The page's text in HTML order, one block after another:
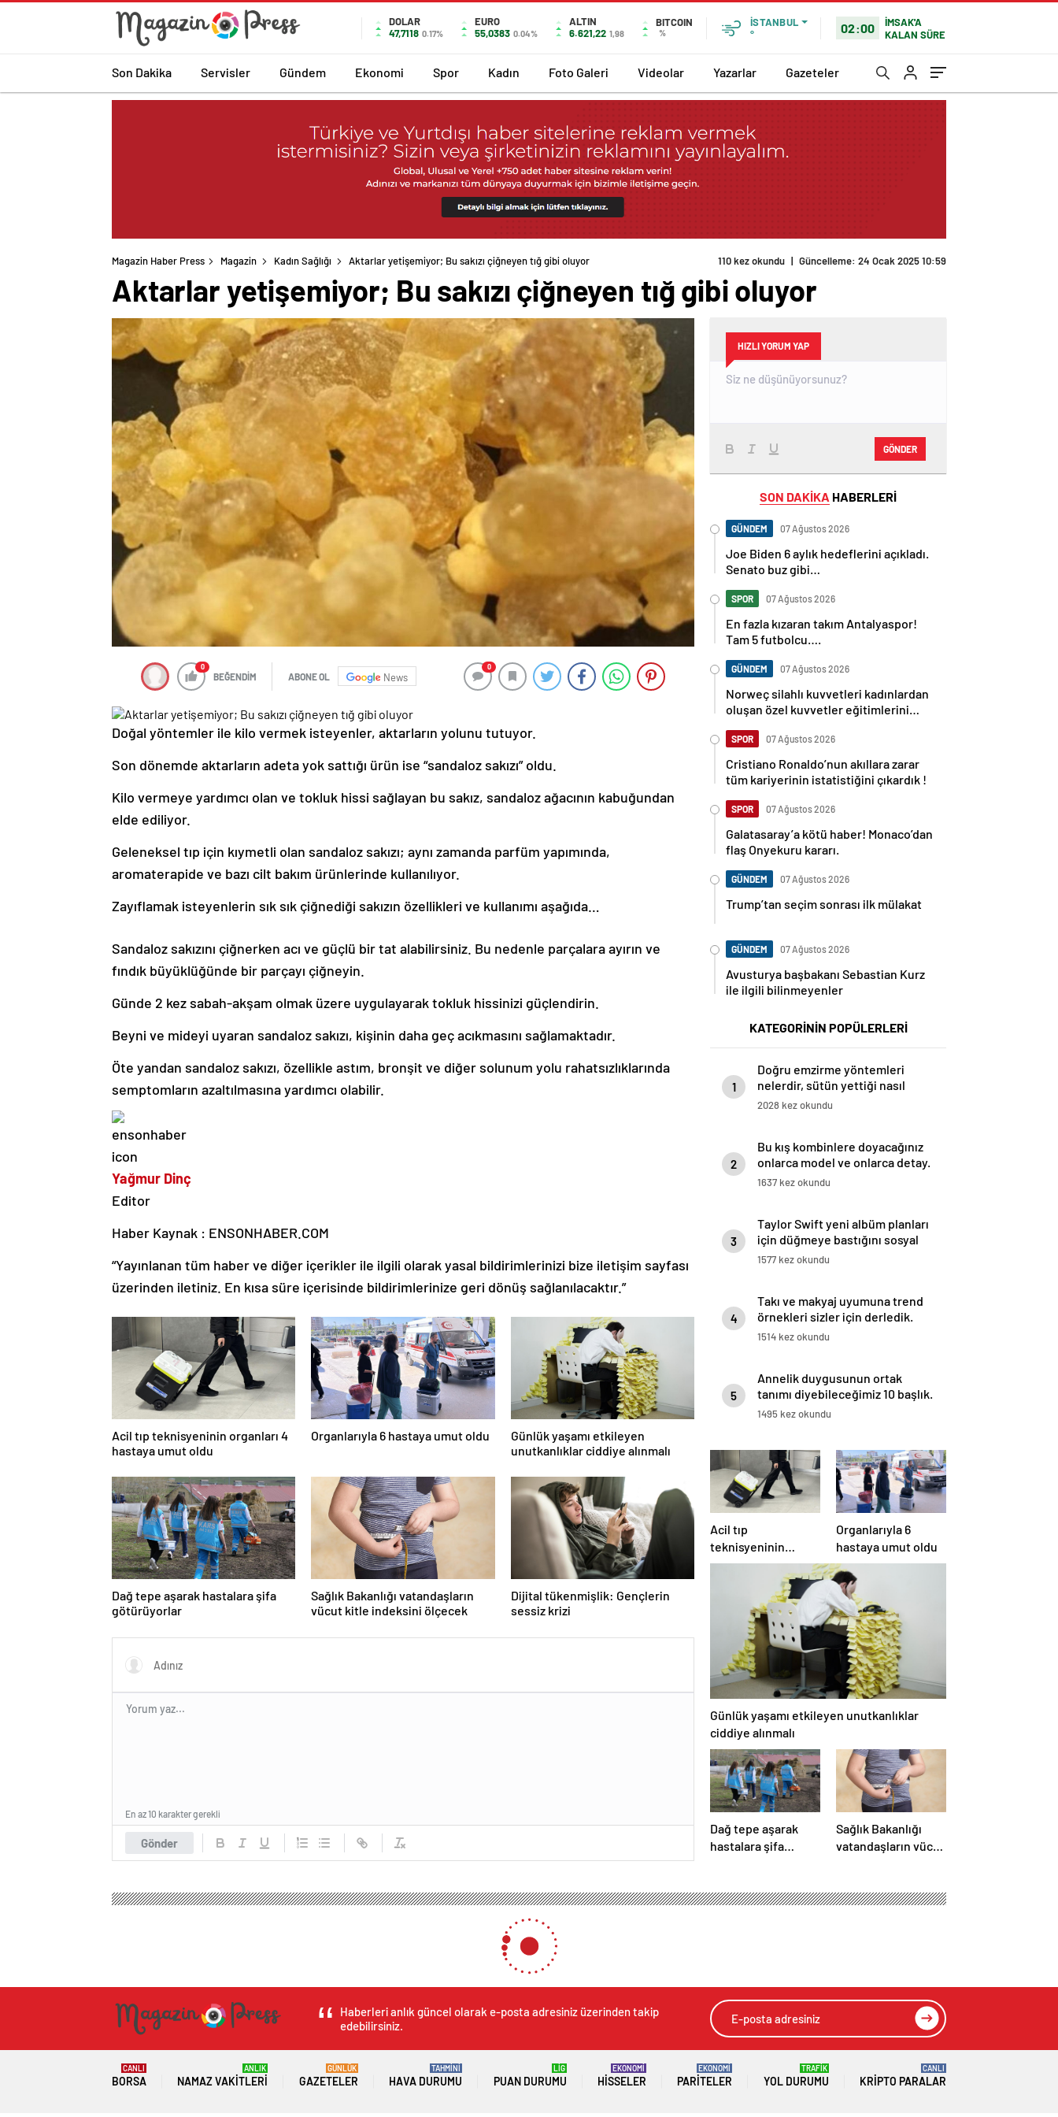
DOLAR
47,7118 0.17%
EURO
55,0383 0.04%
ALTIN
6.621,22 1,98
BITCOIN
%
İSTANBUL
°
02:00
İMSAK'A
KALAN SÜRE
Son Dakika Servisler Gündem Ekonomi Spor Kadın Foto Galeri Videolar Yazarlar Gazeteler
Magazin Haber Press Magazin Kadın Sağlığı Aktarlar yetişemiyor; Bu sakızı çiğneyen tığ gibi oluyor 110 kez okundu | Güncelleme: 24 Ocak 2025 10:59
Aktarlar yetişemiyor; Bu sakızı çiğneyen tığ gibi oluyor
0
BEĞENDİM ABONE OL News
0
Doğal yöntemler ile kilo vermek isteyenler, aktarların yolunu tutuyor.
Son dönemde aktarların adeta yok sattığı ürün ise “sandaloz sakızı” oldu.
Kilo vermeye yardımcı olan ve tokluk hissi sağlayan bu sakız, sandaloz ağacının kabuğundan
elde ediliyor.
Geleneksel tıp için kıymetli olan sandaloz sakızı; aynı zamanda parfüm yapımında,
aromaterapide ve bazı cilt bakım ürünlerinde kullanılıyor.
Zayıflamak isteyenlerin sık sık çiğnediği sakızın özellikleri ve kullanımı aşağıda…
Sandaloz sakızını çiğnerken acı ve güçlü bir tat alabilirsiniz. Bu nedenle parçalara ayırın ve
fındık büyüklüğünde bir parçayı çiğneyin.
Günde 2 kez sabah-akşam olmak üzere uygulayarak tokluk hissinizi güçlendirin.
Beyni ve mideyi uyaran sandaloz sakızı, kişinin daha geç acıkmasını sağlamaktadır.
Öte yandan sandaloz sakızı, özellikle astım, bronşit ve diğer solunum yolu rahatsızlıklarında
semptomların azaltılmasına yardımcı olabilir.
Yağmur Dinç
Editor
Haber Kaynak : ENSONHABER.COM
“Yayınlanan tüm haber ve diğer içerikler ile ilgili olarak yasal bildirimlerinizi bize iletişim sayfası
üzerinden iletiniz. En kısa süre içerisinde bildirimlerinize geri dönüş sağlanılacaktır.”
Acil tıp teknisyeninin organları 4
hastaya umut oldu
Organlarıyla 6 hastaya umut oldu
Günlük yaşamı etkileyen
unutkanlıklar ciddiye alınmalı
Dağ tepe aşarak hastalara şifa
götürüyorlar
Sağlık Bakanlığı vatandaşların
vücut kitle indeksini ölçecek
Dijital tükenmişlik: Gençlerin
sessiz krizi
Gönder
En az 10 karakter gerekli
HIZLI YORUM YAP
GÖNDER
SON DAKİKA HABERLERİ
GÜNDEM 07 Ağustos 2026
Joe Biden 6 aylık hedeflerini açıkladı.
Senato buz gibi…
SPOR 07 Ağustos 2026
En fazla kızaran takım Antalyaspor!
Tam 5 futbolcu….
GÜNDEM 07 Ağustos 2026
Norweç silahlı kuvvetleri kadınlardan
oluşan özel kuvvetler eğitimlerini
SPOR 07 Ağustos 2026
Cristiano Ronaldo’nun akıllara zarar
tüm kariyerinin istatistiğini çıkardık !
SPOR 07 Ağustos 2026
Galatasaray’a kötü haber! Monaco’dan
flaş Onyekuru kararı.
GÜNDEM 07 Ağustos 2026
Trump’tan seçim sonrası ilk mülakat
GÜNDEM 07 Ağustos 2026
Avusturya başbakanı Sebastian Kurz
ile ilgili bilinmeyenler
KATEGORİNİN POPÜLERLERİ
1
Doğru emzirme yöntemleri
nelerdir, sütün yettiği nasıl
anlaşılır?
2028 kez okundu
2
Bu kış kombinlere doyacağınız
onlarca model ve onlarca detay.
1637 kez okundu
3
Taylor Swift yeni albüm planları
için düğmeye bastığını sosyal
medyadan duyurdu!
1577 kez okundu
4
Takı ve makyaj uyumuna trend
örnekleri sizler için derledik.
1514 kez okundu
5
Annelik duygusunun ortak
tanımı diyebileceğimiz 10 başlık.
1495 kez okundu
Acil tıp
teknisyeninin
organları 4 hastaya
Organlarıyla 6
hastaya umut oldu
Günlük yaşamı etkileyen unutkanlıklar
ciddiye alınmalı
Dağ tepe aşarak
hastalara şifa
Sağlık Bakanlığı
vatandaşların vücut
Haberleri anlık güncel olarak e-posta adresiniz üzerinden takip
edebilirsiniz.
BORSA
CANLI
NAMAZ VAKITLERI
ANLIK
GAZETELER
GÜNLÜK
HAVA DURUMU
TAHMİNİ
PUAN DURUMU
LİG
HISSELER
EKONOMİ
PARITELER
EKONOMİ
YOL DURUMU
TRAFİK
KRIPTO PARALAR
CANLI